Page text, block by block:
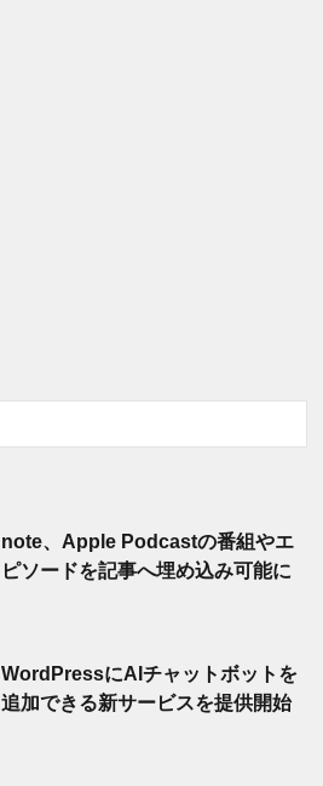
note、Apple Podcastの番組やエ
ピソードを記事へ埋め込み可能に
WordPressにAIチャットボットを
追加できる新サービスを提供開始